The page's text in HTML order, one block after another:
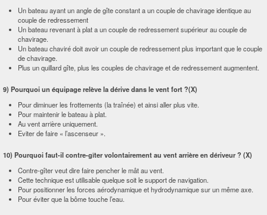
Un bateau ayant un angle de gîte constant a un couple de chavirage identique au
couple de redressement
Un bateau revenant à plat a un couple de redressement supérieur au couple de
chavirage.
Un bateau chaviré doit avoir un couple de redressement plus important que le couple
de chavirage.
Plus un quillard gîte, plus les couples de chavirage et de redressement augmentent.
9) Pourquoi un équipage relève la dérive dans le vent fort ?(X)
Pour diminuer les frottements (la traînée) et ainsi aller plus vite.
Pour maintenir le bateau à plat.
Au vent arrière uniquement.
Eviter de faire « l’ascenseur ».
10) Pourquoi faut-il contre-gîter volontairement au vent arrière en dériveur ? (X)
Contre-gîter veut dire faire pencher le mât au vent.
Cette technique est utilisable quelque soit le support de navigation.
Pour positionner les forces aérodynamique et hydrodynamique sur un même axe.
Pour éviter que la bôme touche l’eau.